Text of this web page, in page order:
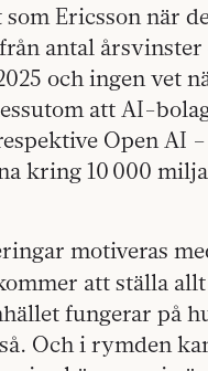
Ericsson när
antal
och ingen vet
att AI-
Open AI
kring 10 000
motiveras
att ställa
fungerar på
Och i rymden